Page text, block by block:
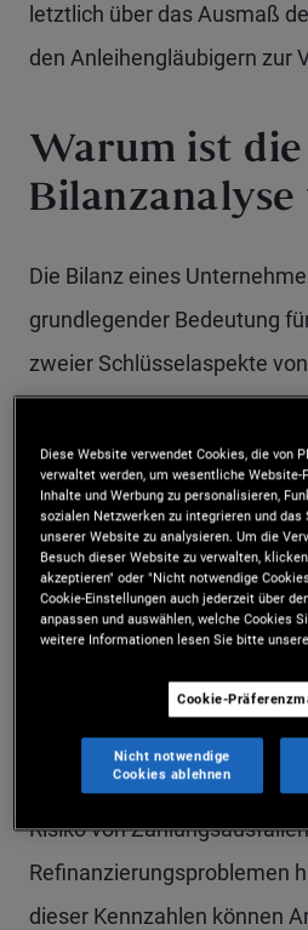
letztlich über das Ausmaß
den Anleihengläubigern zur
Warum ist die
Die Bilanz eines
grundlegender Bedeutung
zweier Schlüsselaspekte
Unternehmensanleihen:
Ausfallrisiko. Eine
die Vermögenswerte,
Eigenkapitalstruktur eines
festzustellen, ob die
robust genug erscheinen,
Bilanzen mit hohen
Liquidität deuten
Risiko von
Refinanzierungsproblemen
dieser Kennzahlen können
Diese Website verwendet Cookies, die von
verwaltet werden, um wesentliche
Inhalte und Werbung zu personalisieren,
sozialen Netzwerken zu integrieren und
unserer Website zu analysieren. Um die
Besuch dieser Website zu verwalten,
akzeptieren" oder "Nicht notwendige
Cookie-Einstellungen auch jederzeit über
anpassen und auswählen, welche Cookies
weitere Informationen lesen Sie bitte unsere
Cookie-
Nicht notwendige
Cookies ablehnen